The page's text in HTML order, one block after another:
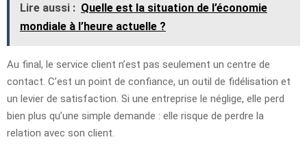
Lire aussi : Quelle est la situation de l’économie
mondiale à l’heure actuelle ?
Au final, le service client n’est pas seulement un centre de
contact. C’est un point de confiance, un outil de fidélisation et
un levier de satisfaction. Si une entreprise le néglige, elle perd
bien plus qu’une simple demande : elle risque de perdre la
relation avec son client.